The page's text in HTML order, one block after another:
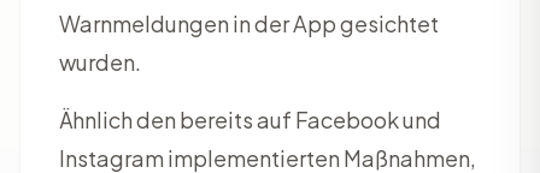
Warnmeldungen in der App gesichtet
wurden.
Ähnlich den bereits auf Facebook und
Instagram implementierten Maßnahmen,